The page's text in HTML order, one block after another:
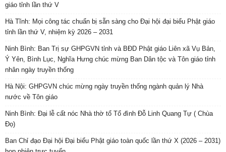
giáo tỉnh lần thứ V
Hà Tĩnh: Mọi công tác chuẩn bị sẵn sàng cho Đại hội đại biểu Phật giáo
tỉnh lần thứ V, nhiệm kỳ 2026 – 2031
Ninh Bình: Ban Trị sự GHPGVN tỉnh và BĐD Phật giáo Liên xã Vụ Bản,
Ý Yên, Bình Lục, Nghĩa Hưng chúc mừng Ban Dân tộc và Tôn giáo tỉnh
nhân ngày truyền thống
Hà Nội: GHPGVN chúc mừng ngày truyền thống ngành quản lý Nhà
nước về Tôn giáo
Ninh Bình: Đại lễ cất nóc Nhà thờ tổ Tổ đình Đỗ Linh Quang Tự ( Chùa
Đọ)
Ban Chỉ đạo Đại hội Đại biểu Phật giáo toàn quốc lần thứ X (2026 – 2031)